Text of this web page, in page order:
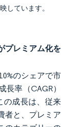
しています。
プレミアム化を
のシェアで市
率（CAGR）
の成長は、従来
者と、プレミア